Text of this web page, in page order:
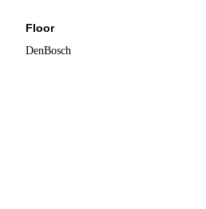
Floor
DenBosch